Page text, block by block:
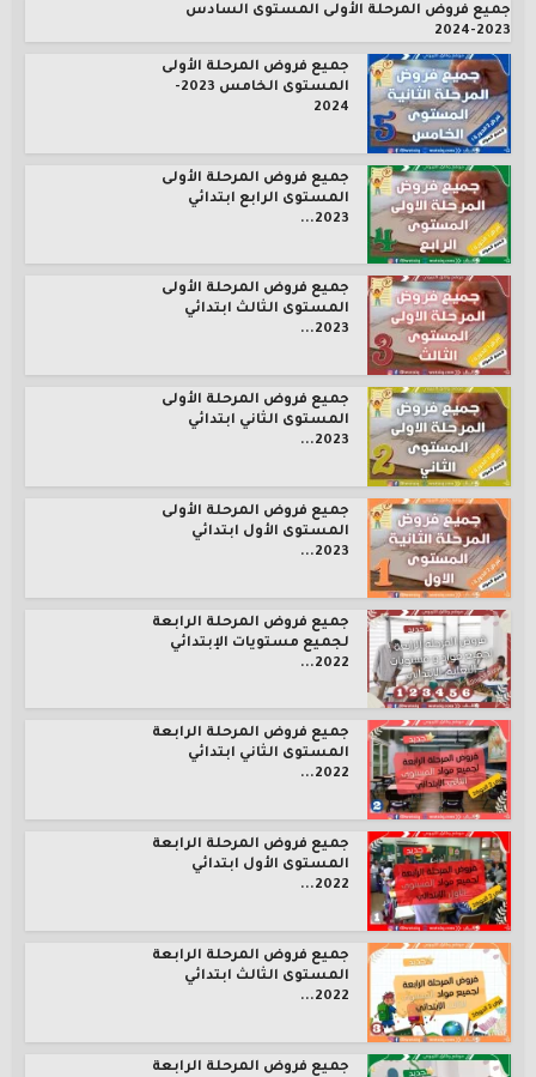
جميع فروض المرحلة الأولى المستوى السادس
2023-2024
جميع فروض المرحلة الأولى
المستوى الخامس 2023-
2024
جميع فروض المرحلة الأولى
المستوى الرابع ابتدائي
2023...
جميع فروض المرحلة الأولى
المستوى الثالث ابتدائي
2023...
جميع فروض المرحلة الأولى
المستوى الثاني ابتدائي
2023...
جميع فروض المرحلة الأولى
المستوى الأول ابتدائي
2023...
جميع فروض المرحلة الرابعة
لجميع مستويات الإبتدائي
2022...
جميع فروض المرحلة الرابعة
المستوى الثاني ابتدائي
2022...
جميع فروض المرحلة الرابعة
المستوى الأول ابتدائي
2022...
جميع فروض المرحلة الرابعة
المستوى الثالث ابتدائي
2022...
جميع فروض المرحلة الرابعة